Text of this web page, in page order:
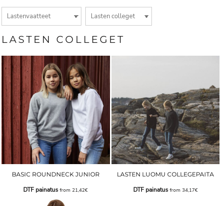
LASTEN COLLEGET
BASIC ROUNDNECK JUNIOR
DTF painatus from 21,42€
LASTEN LUOMU COLLEGEPAITA
DTF painatusfrom 34,17€